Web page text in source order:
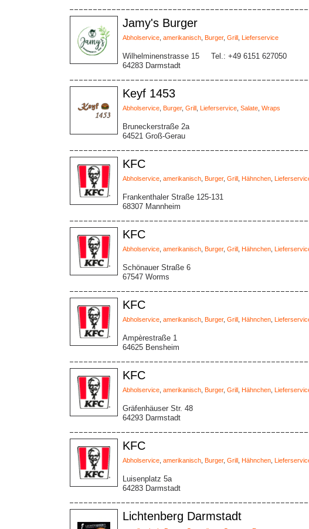
Jamy's Burger
Abholservice amerikanisch Burger, Grill Lieferservice
Wilhelminenstrasse 15
64283 Darmstadt
Tel.: +49 6151 627050
Keyf 1453
Abholservice Burger, Grill Lieferservice Salate Wraps
Bruneckerstraße 2a
64521 Groß-Gerau
KFC
Abholservice amerikanisch Burger, Grill Hähnchen
Frankenthaler Straße 125-131
68307 Mannheim
KFC
Abholservice amerikanisch Burger, Grill Hähnchen
Schönauer Straße 6
67547 Worms
KFC
Abholservice amerikanisch Burger, Grill Hähnchen
Ampèrestraße 1
64625 Bensheim
KFC
Abholservice amerikanisch Burger, Grill Hähnchen
Gräfenhäuser Str. 48
64293 Darmstadt
KFC
Abholservice amerikanisch Burger, Grill Hähnchen
Luisenplatz 5a
64283 Darmstadt
Lichtenberg Darmstadt